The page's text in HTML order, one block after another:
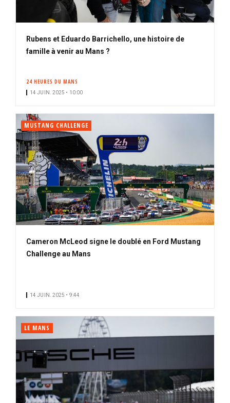
Rubens et Eduardo Barrichello, une histoire de
famille à venir au Mans ?
24 HEURES DU MANS
14 JUIN. 2025 • 10:00
MUSTANG CHALLENGE
Cameron McLeod signe le doublé en Ford Mustang
Challenge au Mans
14 JUIN. 2025 • 9:44
LE MANS